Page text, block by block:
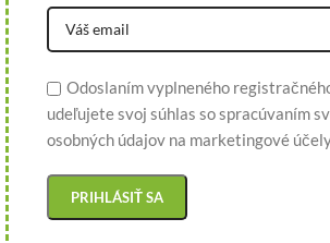
Odoslaním vyplneného
udeľujete svoj súhlas so spracúvaním
osobných údajov na marketingové